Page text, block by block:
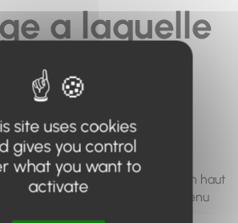
a laquelle
cherchez à
n'existe
ou plus.
utiliser le moteur de recherche en haut
le menu pour trouver le contenu
site uses cookies
gives you control
what you want to
activate